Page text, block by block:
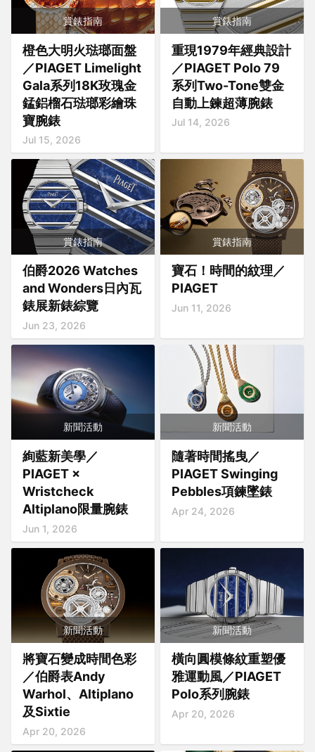
賞錶指南
橙色大明火琺瑯面盤
／PIAGET Limelight
Gala系列18K玫瑰金
錳鋁榴石琺瑯彩繪珠
寶腕錶
Jul 15, 2026
賞錶指南
重現1979年經典設計
／PIAGET Polo 79
系列Two-Tone雙金
自動上鍊超薄腕錶
Jul 14, 2026
賞錶指南
伯爵2026 Watches
and Wonders日內瓦
錶展新錶綜覽
Jun 23, 2026
賞錶指南
寶石！時間的紋理／
PIAGET
Jun 11, 2026
新聞活動
絢藍新美學／
PIAGET ×
Wristcheck
Altiplano限量腕錶
Jun 1, 2026
新聞活動
隨著時間搖曳／
PIAGET Swinging
Pebbles項鍊墜錶
Apr 24, 2026
新聞活動
將寶石變成時間色彩
／伯爵表Andy
Warhol、Altiplano
及Sixtie
Apr 20, 2026
新聞活動
橫向圓模條紋重塑優
雅運動風／PIAGET
Polo系列腕錶
Apr 20, 2026